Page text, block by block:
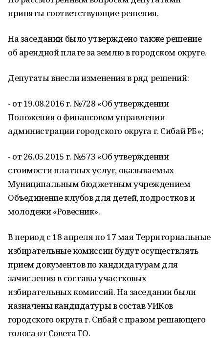
приняты соответствующие решения.
На заседании было утверждено также решение
об арендной плате за землю в город­ском округе.
Депутаты внесли изменения в ряд решений:
- от 19.08.2016 г. №728 «Об утверждении
Положения о финансовом управлении
администрации городского округа г. Сибай РБ»;
- от 26.05.2015 г. №573 «Об утверждении
стоимости платных услуг, оказываемых
Муниципальным бюджетным учреждением
Объединение клубов для детей, подростков и
молодежи «Ровесник».
В период с 18 апреля по 17 мая Территориальные
избирательные комиссии будут осуществлять
прием документов по кандидатурам для
зачисления в составы участковых
избирательных комиссий. На заседании были
назначены кандидатуры в состав УИКов
городского округа г. Сибай с правом решающего
голоса от Совета ГО.